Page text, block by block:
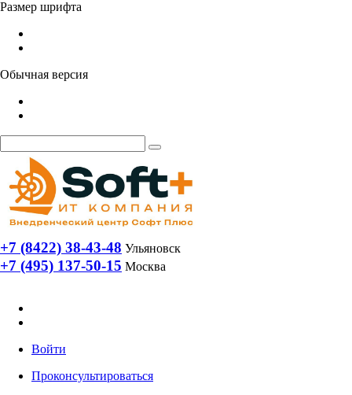
Размер шрифта
Обычная версия
+7 (8422) 38-43-48 Ульяновск
+7 (495) 137-50-15 Москва
Войти
Проконсультироваться